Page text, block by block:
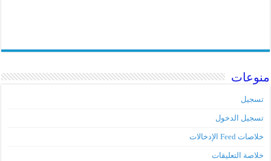
منوعات
تسجيل
تسجيل الدخول
خلاصات Feed الإدخالات
خلاصة التعليقات